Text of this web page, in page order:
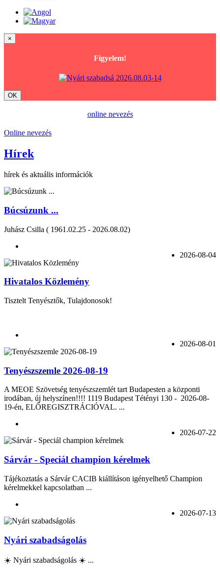
×
Figyelem!
OK
online nevezés
Online nevezés
Hírek
hírek és aktuális információk
Búcsúzunk ...
Juhász Csilla ( 1961.02.25 - 2026.08.02)
2026-08-04
Hivatalos Közlemény
Tisztelt Tenyésztők, Tulajdonosok!
2026-08-01
Tenyészszemle 2026-08-19
A MEOE Szövetség tenyészszemlét tart Budapesten a központi
irodában, új helyszínen!!!! 1119 Budapest Tétényi 130 - 2026-08-
19-én, ELŐREGISZTRÁCIÓVAL. ...
2026-07-22
Sárvár - Speciál champion kérelmek
Tájékoztatás a Sárvár CACIB kiállításon igényelhető Champion
kérelmekkel kapcsolatban ...
2026-07-13
Nyári szabadságolás
☀️ Nyári szabadságolás ☀️ ...